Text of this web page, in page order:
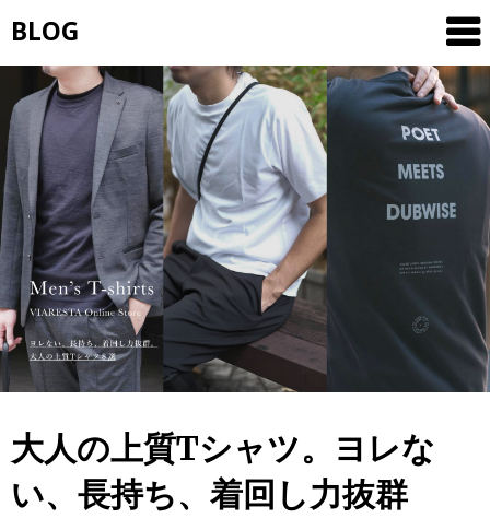
to
content
BLOG
大人の上質Tシャツ。ヨレな
い、長持ち、着回し力抜群